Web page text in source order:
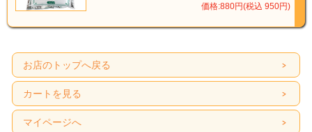
価格:880円(税込 950円)
お店のトップへ戻る
カートを見る
マイページへ